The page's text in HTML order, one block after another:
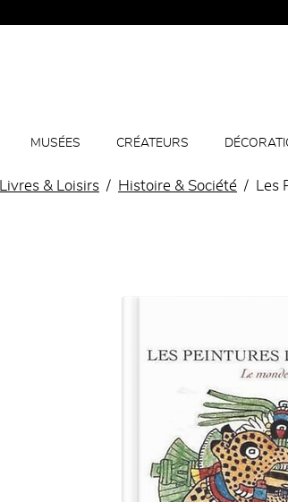
MUSÉES CRÉATEURS
Livres & Loisirs Histoire & Société Les